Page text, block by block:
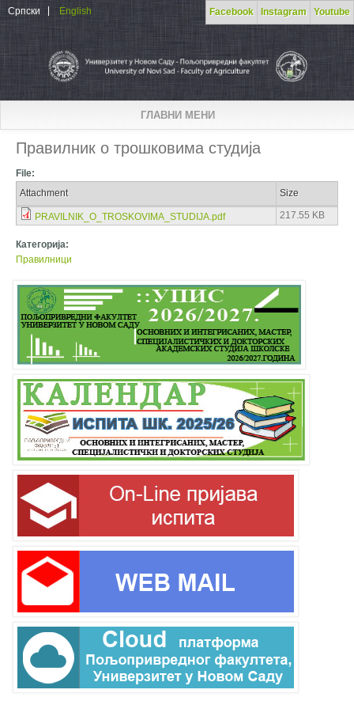
Skip to main content Facebook Instagram Youtube
Српски English
ГЛАВНИ МЕНИ
Правилник о трошковима студија
File:
Attachment
Size
PRAVILNIK_O_TROSKOVIMA_STUDIJA.pdf 217.55 KB
Категорија:
Правилници